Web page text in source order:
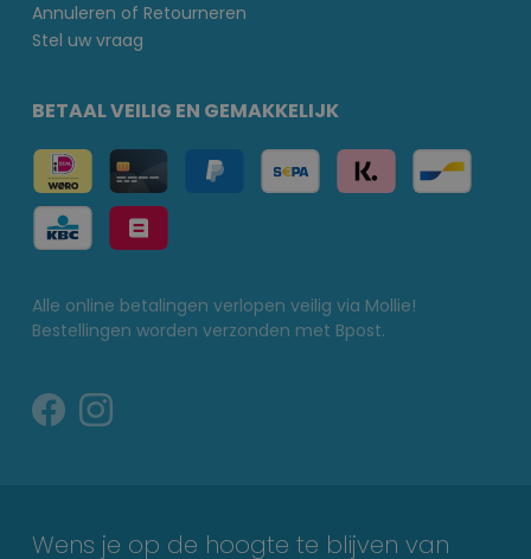
Annuleren of Retourneren
Stel uw vraag
BETAAL VEILIG EN GEMAKKELIJK
Alle online betalingen verlopen veilig via Mollie!
Bestellingen worden verzonden met Bpost.
Wens je op de hoogte te blijven van